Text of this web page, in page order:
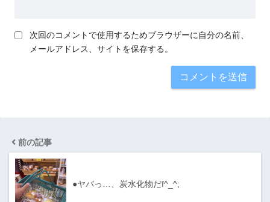
次回のコメントで使用するためブラウザーに自分の名前、
メールアドレス、サイトを保存する。
前の記事
●ヤバっ…、炭水化物だf^_^;